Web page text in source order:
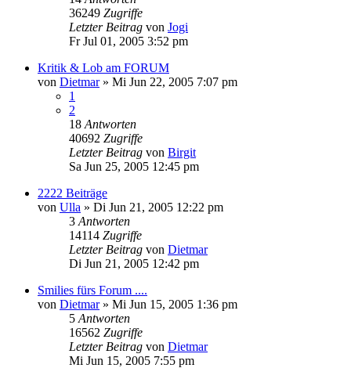
36249 Zugriffe
Letzter Beitrag von Jogi
Fr Jul 01, 2005 3:52 pm
Kritik & Lob am FORUM
von Dietmar» Mi Jun 22, 2005 7:07 pm
1
2
18 Antworten
40692 Zugriffe
Letzter Beitrag von Birgit
Sa Jun 25, 2005 12:45 pm
2222 Beiträge
von Ulla » Di Jun 21, 2005 12:22 pm
3 Antworten
14114 Zugriffe
Letzter Beitrag von Dietmar
Di Jun 21, 2005 12:42 pm
Smilies fürs Forum ....
von Dietmar» Mi Jun 15, 2005 1:36 pm
5 Antworten
16562 Zugriffe
Letzter Beitrag von Dietmar
Mi Jun 15, 2005 7:55 pm